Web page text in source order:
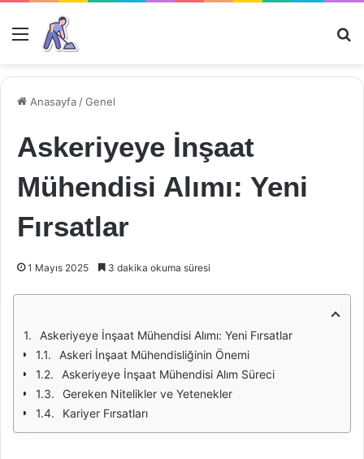
Menü
Anasayfa /Genel
Askeriyeye İnşaat
Mühendisi Alımı: Yeni
Fırsatlar
1 Mayıs 2025 3 dakika okuma süresi
Askeriyeye İnşaat Mühendisi Alımı: Yeni Fırsatlar
Askeri İnşaat Mühendisliğinin Önemi
Askeriyeye İnşaat Mühendisi Alım Süreci
Gereken Nitelikler ve Yetenekler
Kariyer Fırsatları